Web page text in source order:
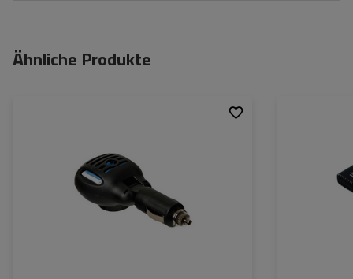
Ähnliche Produkte